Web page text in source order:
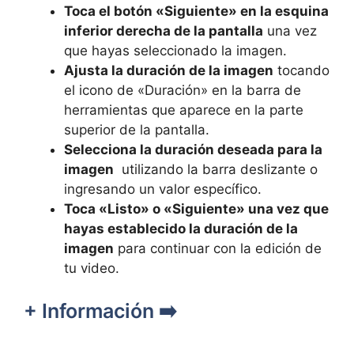
Toca⁤ el botón «Siguiente» en la ​esquina
inferior derecha de la pantalla una vez
que hayas seleccionado‍ la imagen.
Ajusta la duración‌ de la imagen ⁢tocando⁤
el icono ⁣de «Duración» ‌en la barra ‍de
herramientas que ⁣aparece en‍ la parte
superior de la pantalla.
Selecciona la duración deseada ‌para la
imagen ​ utilizando la barra‌ deslizante ‌o
ingresando un valor específico.
Toca «Listo» o «Siguiente»‍ una vez que
hayas establecido ​la duración de la
imagen para continuar con la edición⁣ de
tu video.
+ Información ➡️